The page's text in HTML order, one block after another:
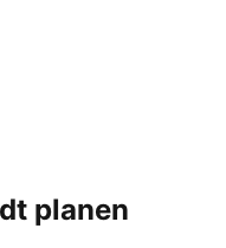
planen